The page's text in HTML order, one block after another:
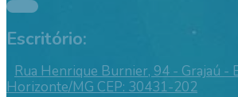
Escritório:
Rua Henrique Burnier, 94 - Grajaú -
Horizonte/MG CEP: 30431-202